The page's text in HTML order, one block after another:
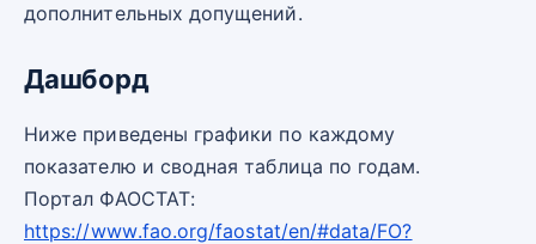
дополнительных допущений.
Дашборд
Ниже приведены графики по каждому
показателю и сводная таблица по годам.
Портал ФАОСТАТ:
https://www.fao.org/faostat/en/#data/FO?